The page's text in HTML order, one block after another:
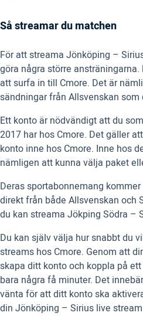
Så streamar du matchen
För att streama Jönköping –
göra några större
att surfa in till Cmore. Det är
sändningar från Allsvenskan som
Ett konto är nödvändigt att du
2017 har hos Cmore. Det gäller
konto inne hos Cmore. Inne hos
nämligen att kunna välja paket
Deras sportabonnemang
direkt från både Allsvenskan och
du kan streama Jökping Södra –
Du kan själv välja hur snabbt du
streams hos Cmore. Genom att
skapa ditt konto och koppla på
bara några få minuter. Det
vänta för att ditt konto ska
din Jönköping – Sirius live